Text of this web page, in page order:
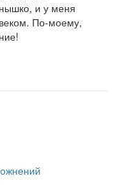
и у меня
По-моему,